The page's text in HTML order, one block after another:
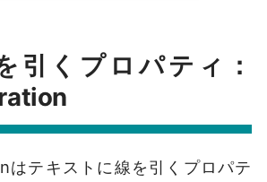
引くプロパティ：
テキストに線を引くプロパテ